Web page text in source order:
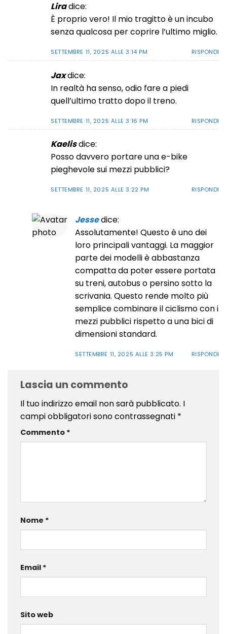
Liradice:
È proprio vero! Il mio tragitto è un incubo
senza qualcosa per coprire l’ultimo miglio.
SETTEMBRE 11, 2025 ALLE 3:14 PM RISPONDI
Jaxdice:
In realtà ha senso, odio fare a piedi
quell’ultimo tratto dopo il treno.
SETTEMBRE 11, 2025 ALLE 3:16 PM RISPONDI
Kaelisdice:
Posso davvero portare una e-bike
pieghevole sui mezzi pubblici?
SETTEMBRE 11, 2025 ALLE 3:22 PM RISPONDI
Jessedice:
Assolutamente! Questo è uno dei
loro principali vantaggi. La maggior
parte dei modelli è abbastanza
compatta da poter essere portata
su treni, autobus o persino sotto la
scrivania. Questo rende molto più
semplice combinare il ciclismo con i
mezzi pubblici rispetto a una bici di
dimensioni standard.
SETTEMBRE 11, 2025 ALLE 3:25 PM RISPONDI
Lascia un commento
Il tuo indirizzo email non sarà pubblicato. I
campi obbligatori sono contrassegnati *
Commento *
Nome *
Email *
Sito web